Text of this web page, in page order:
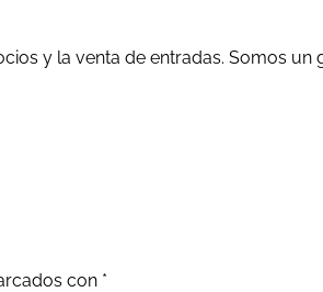
y la venta de entradas. Somos
con *